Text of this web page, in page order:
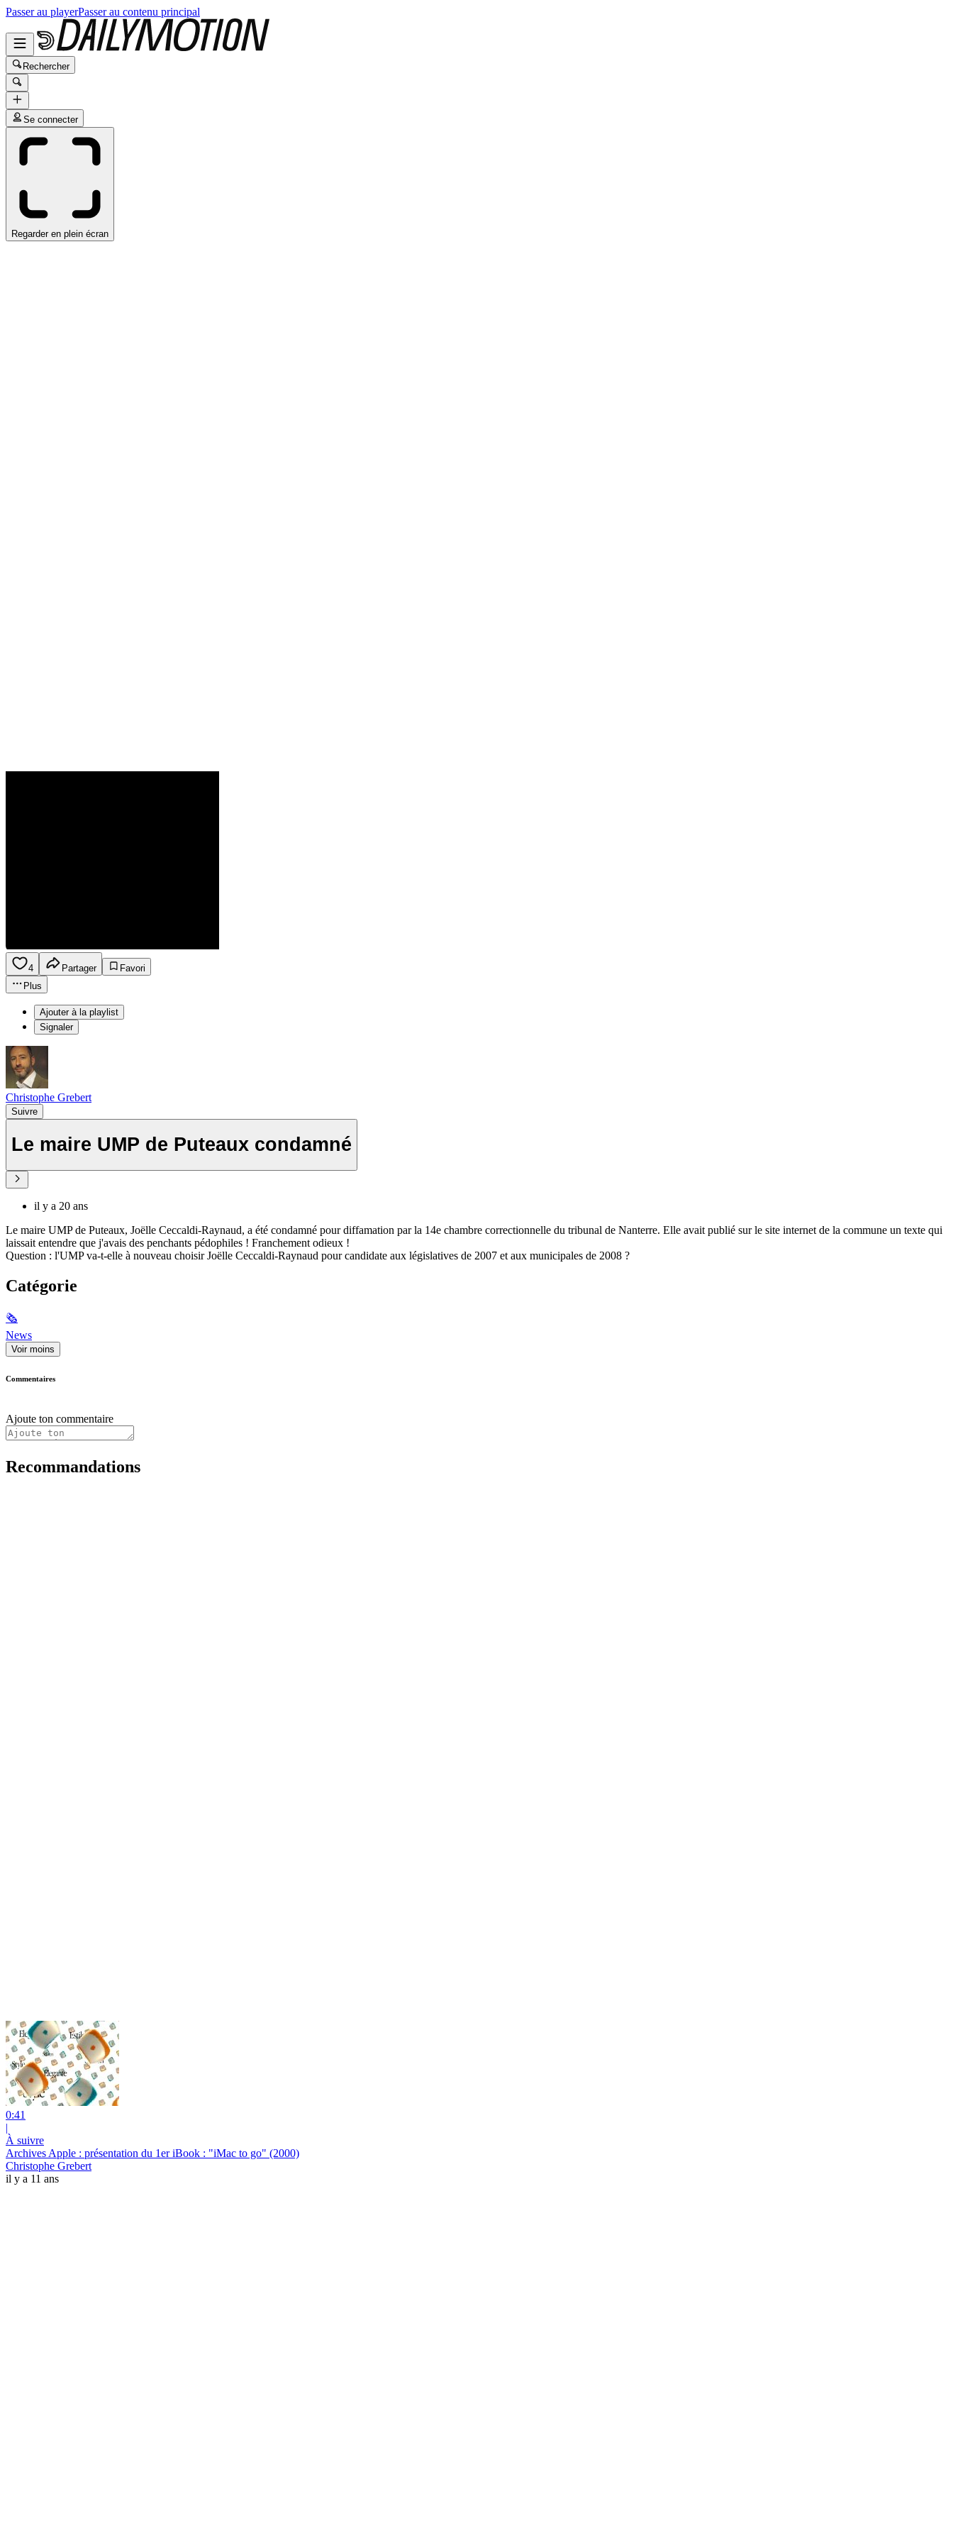
Passer au playerPasser au contenu principal
Rechercher
Se connecter
Regarder en plein écran
4 Partager
Favori
Plus
Ajouter à la playlist
Signaler
Christophe Grebert
Suivre
Le maire UMP de Puteaux condamné
il y a 20 ans
Le maire UMP de Puteaux, Joëlle Ceccaldi-Raynaud, a été condamné pour diffamation par la 14e chambre correctionnelle du tribunal de Nanterre. Elle avait publié sur le site internet de la commune un texte qui
laissait entendre que j'avais des penchants pédophiles ! Franchement odieux !
Question : l'UMP va-t-elle à nouveau choisir Joëlle Ceccaldi-Raynaud pour candidate aux législatives de 2007 et aux municipales de 2008 ?
Catégorie
🗞
News
Voir moins
Commentaires
Ajoute ton commentaire
Recommandations
0:41
|
À suivre
Archives Apple : présentation du 1er iBook : "iMac to go" (2000)
Christophe Grebert
il y a 11 ans